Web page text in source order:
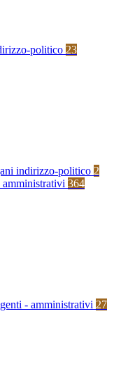
politico 23
indirizzo-politico 2
364
- amministrativi 27